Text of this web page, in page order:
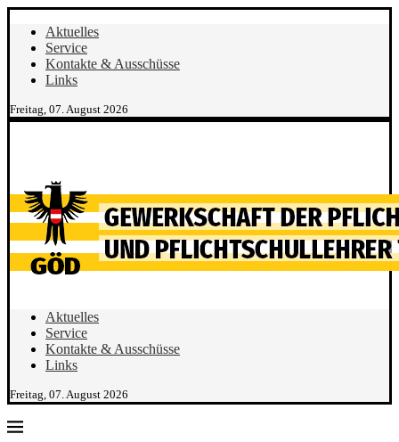
Aktuelles
Service
Kontakte & Ausschüsse
Links
Freitag, 07. August 2026
Aktuelles
Service
Kontakte & Ausschüsse
Links
Freitag, 07. August 2026